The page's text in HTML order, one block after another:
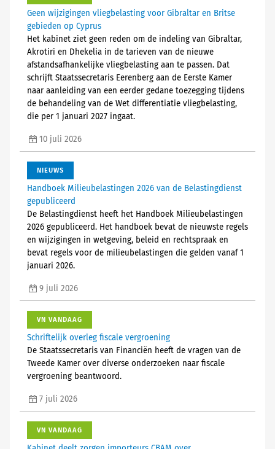
Geen wijzigingen vliegbelasting voor Gibraltar en Britse
gebieden op Cyprus
Het kabinet ziet geen reden om de indeling van Gibraltar,
Akrotiri en Dhekelia in de tarieven van de nieuwe
afstandsafhankelijke vliegbelasting aan te passen. Dat
schrijft Staatssecretaris Eerenberg aan de Eerste Kamer
naar aanleiding van een eerder gedane toezegging tijdens
de behandeling van de Wet differentiatie vliegbelasting,
die per 1 januari 2027 ingaat.
10 juli 2026
NIEUWS
Handboek Milieubelastingen 2026 van de Belastingdienst
gepubliceerd
De Belastingdienst heeft het Handboek Milieubelastingen
2026 gepubliceerd. Het handboek bevat de nieuwste regels
en wijzigingen in wetgeving, beleid en rechtspraak en
bevat regels voor de milieubelastingen die gelden vanaf 1
januari 2026.
9 juli 2026
VN VANDAAG
Schriftelijk overleg fiscale vergroening
De Staatssecretaris van Financiën heeft de vragen van de
Tweede Kamer over diverse onderzoeken naar fiscale
vergroening beantwoord.
7 juli 2026
VN VANDAAG